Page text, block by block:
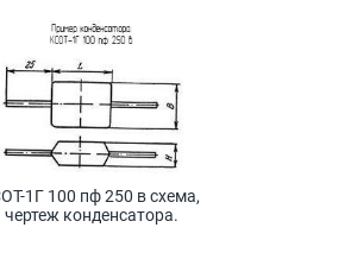
1Г 100 пф 250 в схема,
чертеж конденсатора.